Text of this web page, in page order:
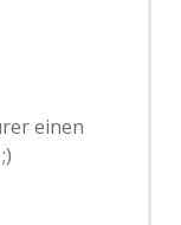
einen